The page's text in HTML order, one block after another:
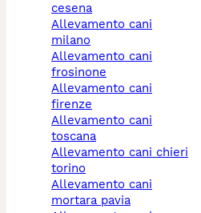
cesena
allevamento cani
milano
allevamento cani
frosinone
allevamento cani
firenze
allevamento cani
toscana
allevamento cani chieri
torino
allevamento cani
mortara pavia